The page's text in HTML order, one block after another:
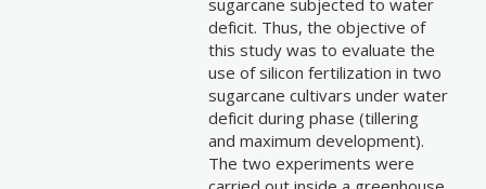
sugarcane subjected to water
deficit. Thus, the objective of
this study was to evaluate the
use of silicon fertilization in two
sugarcane cultivars under water
deficit during phase (tillering
and maximum development).
The two experiments were